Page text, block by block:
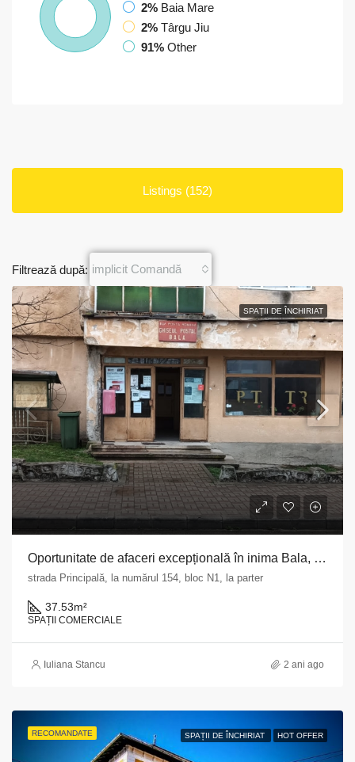
2% Baia Mare
2% Târgu Jiu
91% Other
Listings (152)
Filtrează după: implicit Comandă
SPAȚII DE ÎNCHIRIAT
Oportunitate de afaceri excepțională în inima Bala, Mehedinți
strada Principală, la numărul 154, bloc N1, la parter
37.53m²
SPAȚII COMERCIALE
Iuliana Stancu 2 ani ago
RECOMANDATE SPAȚII DE ÎNCHIRIAT HOT OFFER